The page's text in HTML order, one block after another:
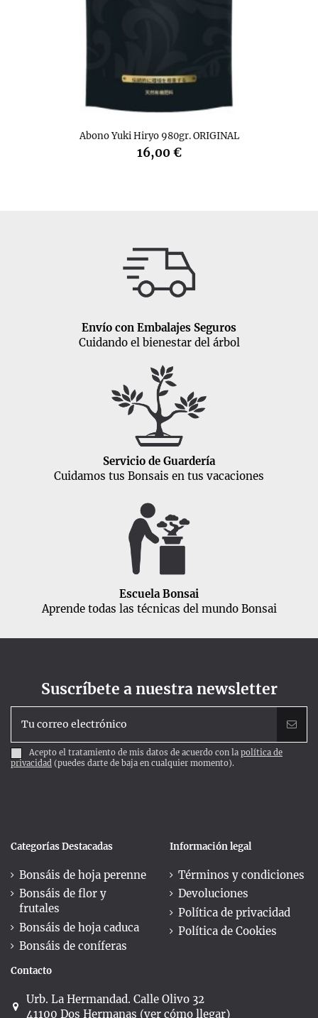
Abono Yuki Hiryo 980gr. ORIGINAL
16,00 €
Envío con Embalajes Seguros
Cuidando el bienestar del árbol
Servicio de Guardería
Cuidamos tus Bonsais en tus vacaciones
Escuela Bonsai
Aprende todas las técnicas del mundo Bonsai
Suscríbete a nuestra newsletter
Acepto el tratamiento de mis datos de acuerdo con la política de
privacidad (puedes darte de baja en cualquier momento).
Categorías Destacadas
Bonsáis de hoja perenne
Bonsáis de flor y
frutales
Bonsáis de hoja caduca
Bonsáis de coníferas
Información legal
Términos y condiciones
Devoluciones
Política de privacidad
Política de Cookies
Contacto
Urb. La Hermandad. Calle Olivo 32
41100 Dos Hermanas (ver cómo llegar)